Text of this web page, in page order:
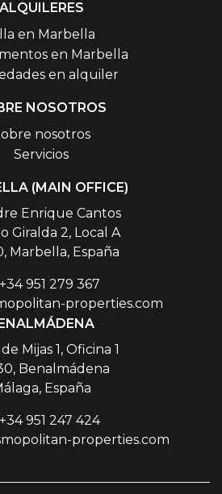
ALQUILERES
en Marbella
en Marbella
en alquiler
NOSOTROS
nosotros
Servicios
(MAIN OFFICE)
Enrique Cantos
Giralda 2, Local A
Marbella, España
+34 951 279 367
properties.com
Mijas 1, Oficina 1
Benalmádena
España
+34 951 247 424
properties.com